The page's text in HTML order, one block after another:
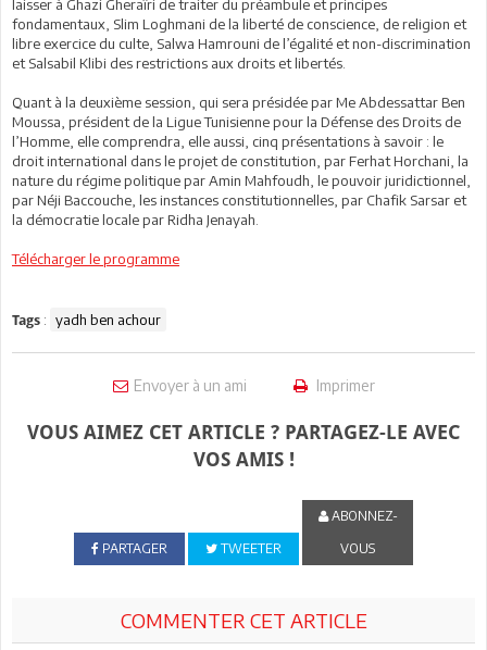
laisser à Ghazi Gheraïri de traiter du préambule et principes
fondamentaux, Slim Loghmani de la liberté de conscience, de religion et
libre exercice du culte, Salwa Hamrouni de l’égalité et non-discrimination
et Salsabil Klibi des restrictions aux droits et libertés.
Quant à la deuxième session, qui sera présidée par Me Abdessattar Ben
Moussa, président de la Ligue Tunisienne pour la Défense des Droits de
l’Homme, elle comprendra, elle aussi, cinq présentations à savoir : le
droit international dans le projet de constitution, par Ferhat Horchani, la
nature du régime politique par Amin Mahfoudh, le pouvoir juridictionnel,
par Néji Baccouche, les instances constitutionnelles, par Chafik Sarsar et
la démocratie locale par Ridha Jenayah.
Télécharger le programme
Tags : yadh ben achour
Envoyer à un ami Imprimer
VOUS AIMEZ CET ARTICLE ? PARTAGEZ-LE AVEC
VOS AMIS !
PARTAGER TWEETER
ABONNEZ-
VOUS
COMMENTER CET ARTICLE